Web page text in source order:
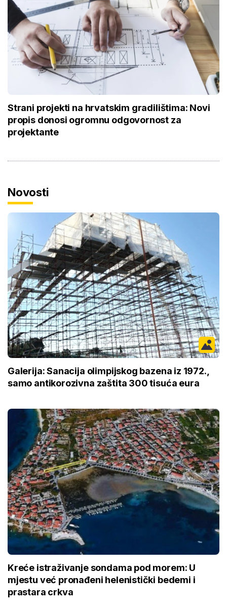
Strani projekti na hrvatskim gradilištima: Novi
propis donosi ogromnu odgovornost za
projektante
Novosti
Galerija: Sanacija olimpijskog bazena iz 1972.,
samo antikorozivna zaštita 300 tisuća eura
Kreće istraživanje sondama pod morem: U
mjestu već pronađeni helenistički bedemi i
prastara crkva